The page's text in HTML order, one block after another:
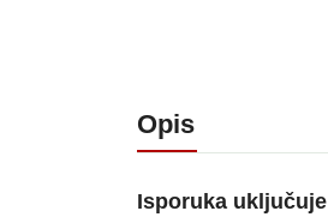
Opis
Isporuka uključuje